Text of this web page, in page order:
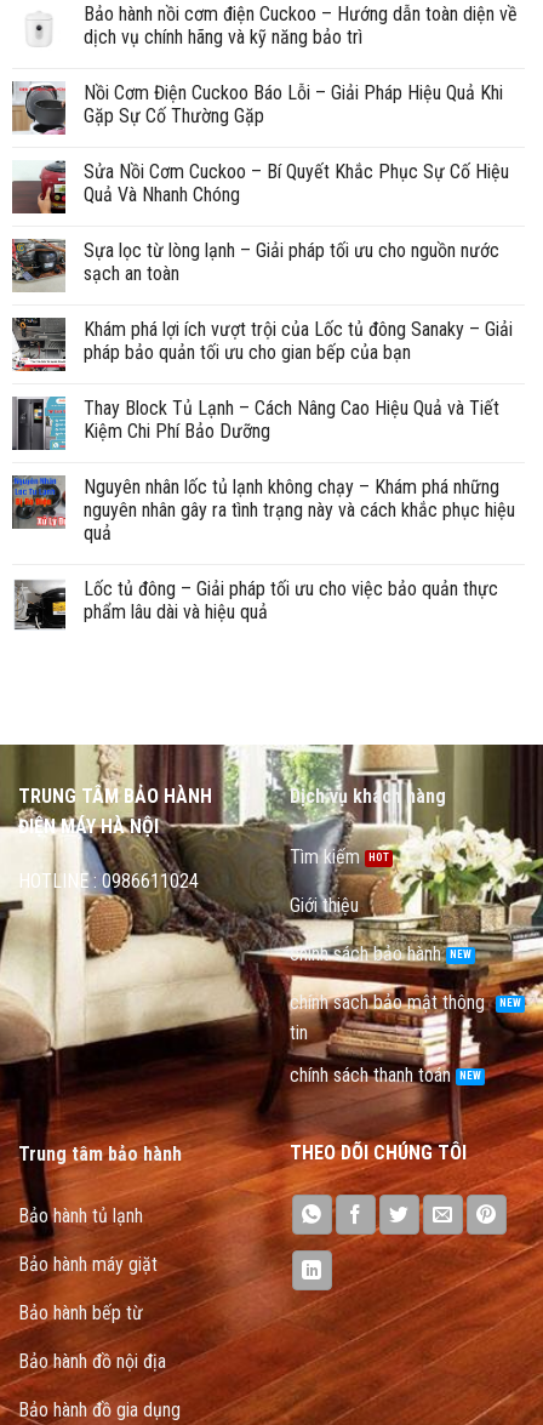
Bảo hành nồi cơm điện Cuckoo – Hướng dẫn toàn diện về
dịch vụ chính hãng và kỹ năng bảo trì
Nồi Cơm Điện Cuckoo Báo Lỗi – Giải Pháp Hiệu Quả Khi
Gặp Sự Cố Thường Gặp
Sửa Nồi Cơm Cuckoo – Bí Quyết Khắc Phục Sự Cố Hiệu
Quả Và Nhanh Chóng
Sựa lọc từ lòng lạnh – Giải pháp tối ưu cho nguồn nước
sạch an toàn
Khám phá lợi ích vượt trội của Lốc tủ đông Sanaky – Giải
pháp bảo quản tối ưu cho gian bếp của bạn
Thay Block Tủ Lạnh – Cách Nâng Cao Hiệu Quả và Tiết
Kiệm Chi Phí Bảo Dưỡng
Nguyên nhân lốc tủ lạnh không chạy – Khám phá những
nguyên nhân gây ra tình trạng này và cách khắc phục hiệu
quả
Lốc tủ đông – Giải pháp tối ưu cho việc bảo quản thực
phẩm lâu dài và hiệu quả
TRUNG TÂM BẢO HÀNH
ĐIỆN MÁY HÀ NỘI
HOTLINE : 0986611024
Dịch vụ khách hàng
Tìm kiếm
Giới thiệu
chính sách bảo hành
chính sách bảo mật thông
tin
chính sách thanh toán
Trung tâm bảo hành
Bảo hành tủ lạnh
Bảo hành máy giặt
Bảo hành bếp từ
Bảo hành đồ nội địa
Bảo hành đồ gia dụng
THEO DÕI CHÚNG TÔI